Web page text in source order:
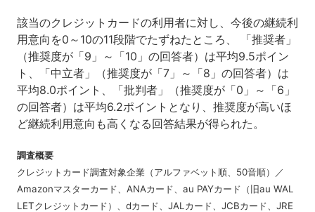
該当のクレジットカードの利用者に対し、今後の継続利
用意向を0～10の11段階でたずねたところ、 「推奨者」
（推奨度が「9」～「10」の回答者）は平均9.5ポイン
ト、「中立者」（推奨度が「7」～「8」の回答者）は
平均8.0ポイント、「批判者」（推奨度が「0」～「6」
の回答者）は平均6.2ポイントとなり、推奨度が高いほ
ど継続利用意向も高くなる回答結果が得られた。
調査概要
クレジットカード調査対象企業（アルファベット順、50音順）／
Amazonマスターカード、ANAカード、au PAYカード（旧au WAL
LETクレジットカード）、dカード、JALカード、JCBカード、JRE